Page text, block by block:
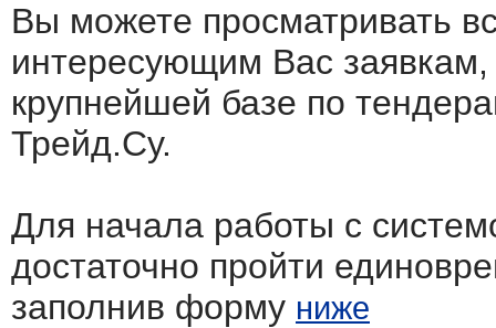
Вы можете просматривать
интересующим Вас
крупнейшей базе по
Трейд.Су.
Для начала работы с
достаточно пройти
заполнив форму ниже